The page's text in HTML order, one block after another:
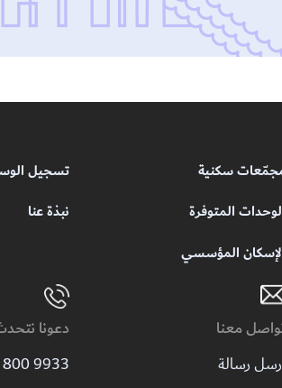
سكنية تسجيل
المتوفرة
نبذة عنا
المؤسسي
معنا
رسالة
دعونا
9933 800